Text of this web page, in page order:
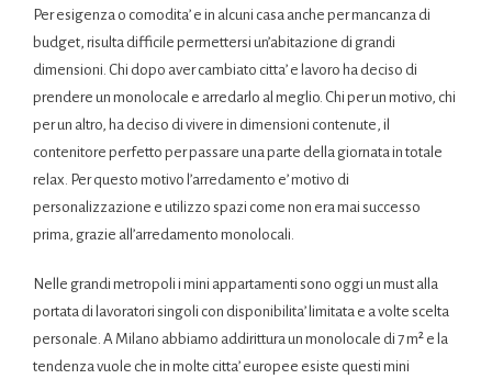
Per esigenza o comodita’ e in alcuni casa anche per mancanza di
budget, risulta difficile permettersi un’abitazione di grandi
dimensioni. Chi dopo aver cambiato citta’ e lavoro ha deciso di
prendere un monolocale e arredarlo al meglio. Chi per un motivo, chi
per un altro, ha deciso di vivere in dimensioni contenute, il
contenitore perfetto per passare una parte della giornata in totale
relax. Per questo motivo l’arredamento e’ motivo di
personalizzazione e utilizzo spazi come non era mai successo
prima, grazie all’arredamento monolocali.
Nelle grandi metropoli i mini appartamenti sono oggi un must alla
portata di lavoratori singoli con disponibilita’ limitata e a volte scelta
personale. A Milano abbiamo addirittura un monolocale di 7 m² e la
tendenza vuole che in molte citta’ europee esiste questi mini